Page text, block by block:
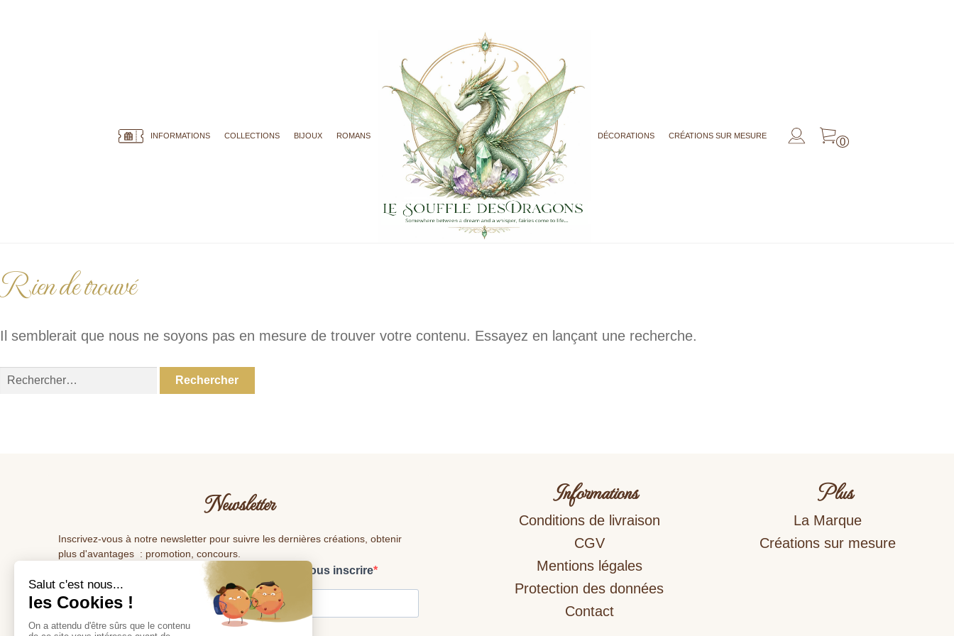
INFORMATIONS COLLECTIONS BIJOUX ROMANS DÉCORATIONS CRÉATIONS SUR MESURE 0
Rien de trouvé
Il semblerait que nous ne soyons pas en mesure de trouver votre contenu. Essayez en lançant une recherche.
Rechercher :
Newsletter
Inscrivez-vous à notre newsletter pour suivre les dernières créations, obtenir
plus d'avantages : promotion, concours.
Veuillez renseigner votre adresse e-mail pour vous inscrire
Tous les deux mois ,vous recevrez les dernières nouveautés.
Informations
Conditions de livraison
CGV
Mentions légales
Protection des données
Contact
Plus
La Marque
Créations sur mesure